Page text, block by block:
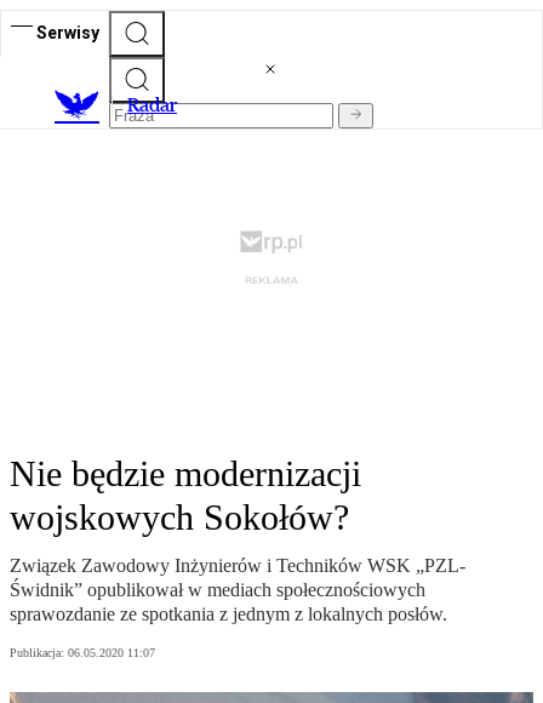
Serwisy
Radar
Nie będzie modernizacji
wojskowych Sokołów?
Związek Zawodowy Inżynierów i Techników WSK „PZL-
Świdnik” opublikował w mediach społecznościowych
sprawozdanie ze spotkania z jednym z lokalnych posłów.
Publikacja: 06.05.2020 11:07